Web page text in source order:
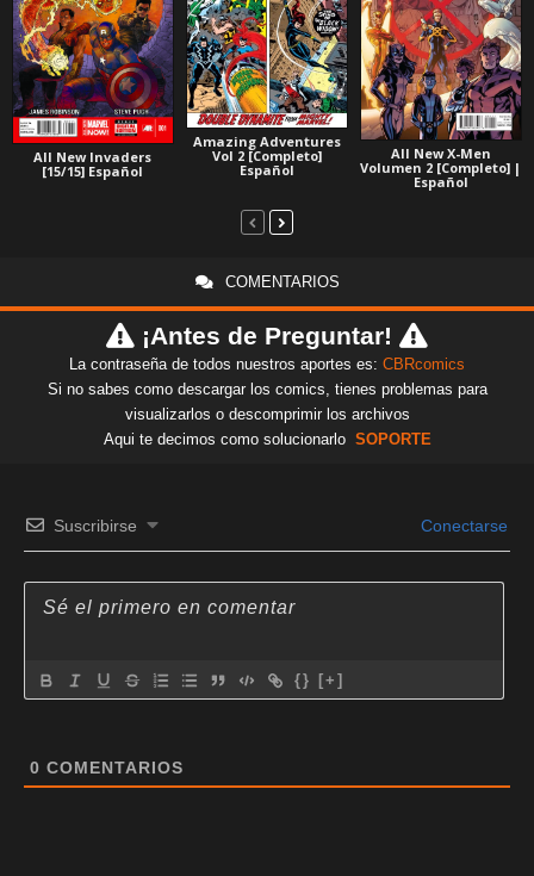
All New Invaders
[15/15] Español
Amazing Adventures
Vol 2 [Completo]
Español
All New X-Men
Volumen 2 [Completo] |
Español
COMENTARIOS
¡Antes de Preguntar!
La contraseña de todos nuestros aportes es: CBRcomics
Si no sabes como descargar los comics, tienes problemas para
visualizarlos o descomprimir los archivos
Aqui te decimos como solucionarlo SOPORTE
Suscribirse Conectarse
{} [+]
0 COMENTARIOS